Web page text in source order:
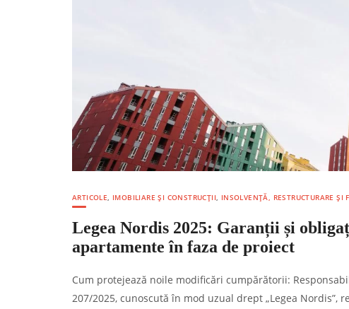
ARTICOLE, IMOBILIARE ȘI CONSTRUCȚII, INSOLVENȚĂ, RESTRUCTURARE ȘI
Legea Nordis 2025: Garanții și
apartamente în faza de proiect
Cum protejează noile modificări cumpărătorii:
207/2025, cunoscută în mod uzual drept „Legea